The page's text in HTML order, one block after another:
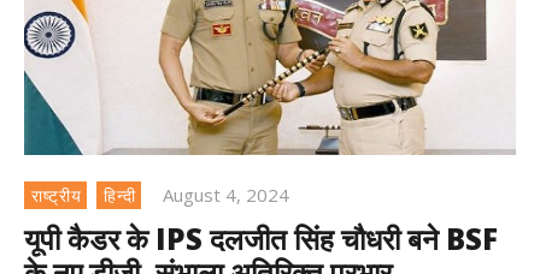
राष्ट्रीय हिन्दी August 4, 2024
यूपी कैडर के IPS दलजीत सिंह चौधरी बने BSF